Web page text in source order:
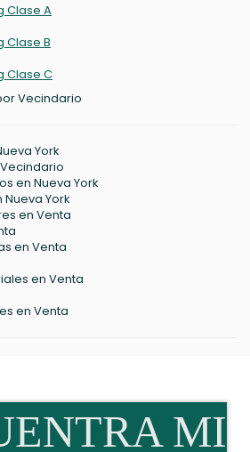
Clase A
Clase B
Clase C
Vecindario
York
en Nueva York
York
en Venta
en Venta
en Venta
en Venta
MI